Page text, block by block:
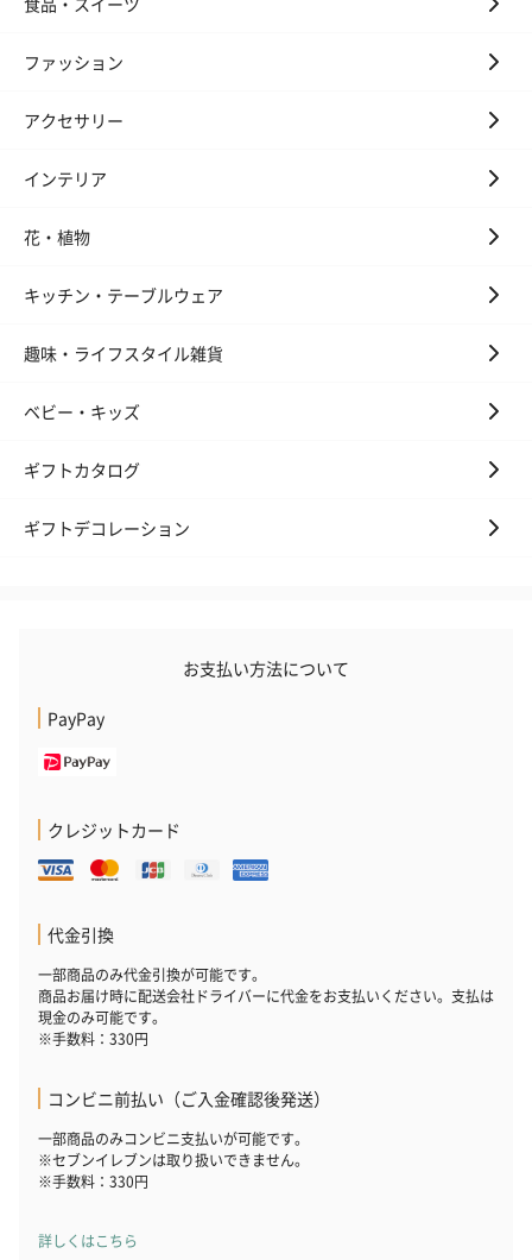
ファッション
アクセサリー
インテリア
花・植物
キッチン・テーブルウェア
趣味・ライフスタイル雑貨
ベビー・キッズ
ギフトカタログ
ギフトデコレーション
お支払い方法について
PayPay
クレジットカード
代金引換
一部商品のみ代金引換が可能です。
商品お届け時に配送会社ドライバーに代金をお支払いください。支払は
現金のみ可能です。
※手数料：330円
コンビニ前払い（ご入金確認後発送）
一部商品のみコンビニ支払いが可能です。
※セブンイレブンは取り扱いできません。
※手数料：330円
詳しくはこちら